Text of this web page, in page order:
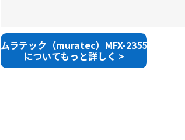
ムラテック（muratec）MFX-2355
についてもっと詳しく >